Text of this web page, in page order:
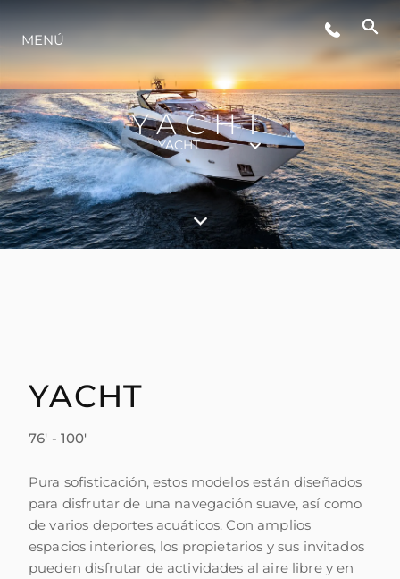
EVENTOS
ESTILO DE VIDA
INNOVACIÓN
¿QUIÉNES SOMOS?
MENÚ
YACHT
YACHT
YACHT
76' - 100'
Pura sofisticación, estos modelos están diseñados
para disfrutar de una navegación suave, así como
de varios deportes acuáticos. Con amplios
espacios interiores, los propietarios y sus invitados
pueden disfrutar de actividades al aire libre y en